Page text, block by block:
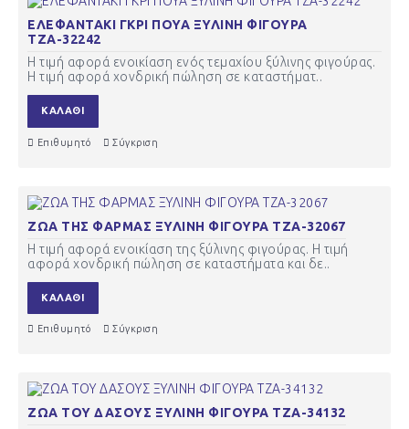
ΕΛΕΦΑΝΤΑΚΙ ΓΚΡΙ ΠΟΥΑ ΞΥΛΙΝΗ ΦΙΓΟΥΡΑ
ΤΖΑ-32242
Η τιμή αφορά ενοικίαση ενός τεμαχίου ξύλινης φιγούρας.
Η τιμή αφορά χονδρική πώληση σε καταστήματ..
ΚΑΛΆΘΙ
Επιθυμητό Σύγκριση
ΖΩΑ ΤΗΣ ΦΑΡΜΑΣ ΞΥΛΙΝΗ ΦΙΓΟΥΡΑ ΤΖΑ-32067
Η τιμή αφορά ενοικίαση της ξύλινης φιγούρας. Η τιμή
αφορά χονδρική πώληση σε καταστήματα και δε..
ΚΑΛΆΘΙ
Επιθυμητό Σύγκριση
ΖΩΑ ΤΟΥ ΔΑΣΟΥΣ ΞΥΛΙΝΗ ΦΙΓΟΥΡΑ ΤΖΑ-34132